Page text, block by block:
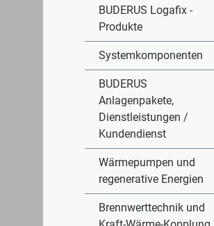
BUDERUS Logafix -
Produkte
Systemkomponenten
BUDERUS
Anlagenpakete,
Dienstleistungen /
Kundendienst
Wärmepumpen und
regenerative Energien
Brennwerttechnik und